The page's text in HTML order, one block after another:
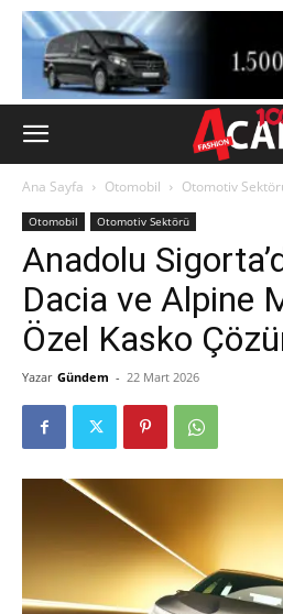
Ana Sayfa Otomobil Otomotiv
Otomobil Otomotiv Sektörü
Anadolu
Dacia ve Alpine
Özel Kasko
Yazar Gündem - 22 Mart 2026